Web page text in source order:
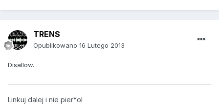
TRENS
Opublikowano 16 Lutego 2013
Disallow.
Linkuj dalej i nie pier*ol